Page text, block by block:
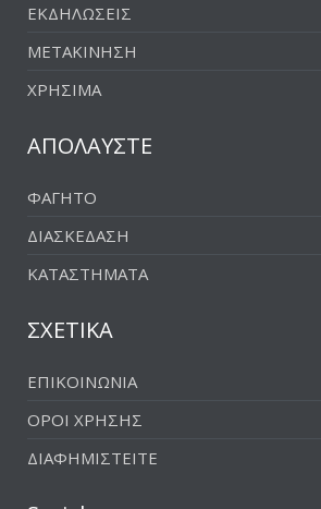
ΕΚΔΗΛΩΣΕΙΣ
ΜΕΤΑΚΙΝΗΣΗ
ΧΡΗΣΙΜΑ
ΑΠΟΛΑΥΣΤΕ
ΦΑΓΗΤΟ
ΔΙΑΣΚΕΔΑΣΗ
ΚΑΤΑΣΤΗΜΑΤΑ
ΣΧΕΤΙΚΑ
ΕΠΙΚΟΙΝΩΝΙΑ
ΟΡΟΙ ΧΡΗΣΗΣ
ΔΙΑΦΗΜΙΣΤΕΙΤΕ